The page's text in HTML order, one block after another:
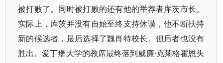
被打败了。同时被打败的还有他的举荐者库茨市长。
实际上，库茨并没有自始至终支持休谟，他不断扶持
新的候选者，最后选择了魏肖特校长。但后者也没有
胜出。爱丁堡大学的教席最终落到威廉·克莱格霍恩头